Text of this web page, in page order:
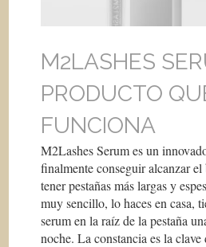
M2LASHES
PRODUCTO
FUNCIONA
M2Lashes Serum es un
finalmente conseguir alcanzar el
tener pestañas más largas y
muy sencillo, lo haces en casa,
serum en la raíz de la pestaña
noche. La constancia es la